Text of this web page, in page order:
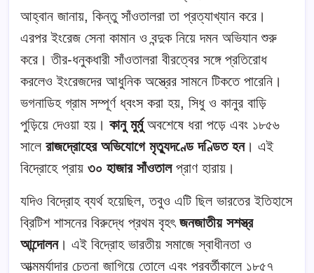
আহ্বান জানায়, কিন্তু সাঁওতালরা তা প্রত্যাখ্যান করে।
এরপর ইংরেজ সেনা কামান ও বন্দুক নিয়ে দমন অভিযান শুরু
করে। তীর-ধনুকধারী সাঁওতালরা বীরত্বের সঙ্গে প্রতিরোধ
করলেও ইংরেজদের আধুনিক অস্ত্রের সামনে টিকতে পারেনি।
ভগনাডিহ গ্রাম সম্পূর্ণ ধ্বংস করা হয়, সিধু ও কানুর বাড়ি
পুড়িয়ে দেওয়া হয়। কানু মুর্মুঅবশেষে ধরা পড়ে এবং ১৮৫৬
সালে রাজদ্রোহের অভিযোগে মৃত্যুদণ্ডে দণ্ডিত হন। এই
বিদ্রোহে প্রায় ৩০ হাজার সাঁওতালপ্রাণ হারায়।
যদিও বিদ্রোহ ব্যর্থ হয়েছিল, তবুও এটি ছিল ভারতের ইতিহাসে
ব্রিটিশ শাসনের বিরুদ্ধে প্রথম বৃহৎ জনজাতীয় সশস্ত্র
আন্দোলন। এই বিদ্রোহ ভারতীয় সমাজে স্বাধীনতা ও
আত্মমর্যাদার চেতনা জাগিয়ে তোলে এবং পরবর্তীকালে ১৮৫৭